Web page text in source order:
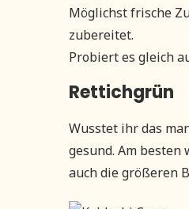
Möglichst frische
zubereitet.
Probiert es gleich
Rettichgrün
Wusstet ihr das
gesund. Am
auch die größeren